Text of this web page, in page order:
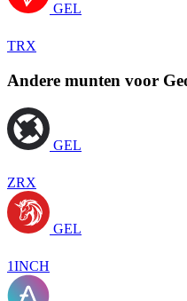
GEL
TRX
Andere munten voor
GEL
ZRX
GEL
1INCH